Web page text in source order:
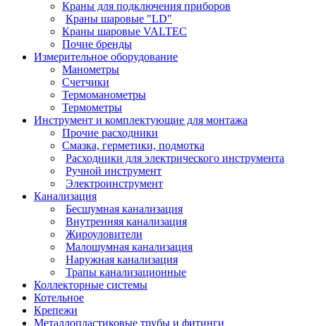
Краны для подключения приборов
Краны шаровые "LD"
Краны шаровые VALTEC
Почие бренды
Измерительное оборудование
Манометры
Счетчики
Термоманометры
Термометры
Инструмент и комплектующие для монтажа
Прочие расходники
Смазка, герметики, подмотка
Расходники для электрического инструмента
Ручной инструмент
Электроинструмент
Канализация
Бесшумная канализация
Внутренняя канализация
Жироуловители
Малошумная канализация
Наружная канализация
Трапы канализационные
Коллекторные системы
Котельное
Крепежи
Металлопластиковые трубы и фитинги